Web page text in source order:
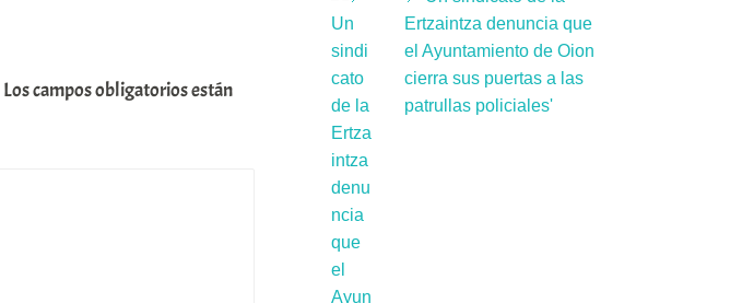
Los campos obligatorios están
Ertzaintza denuncia que
el Ayuntamiento de Oion
cierra sus puertas a las
patrullas policiales'